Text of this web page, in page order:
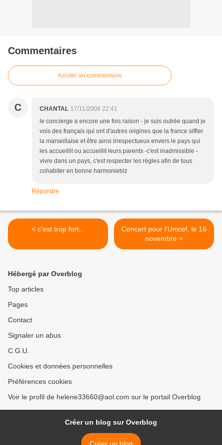
Commentaires
Ajouter un commentaire
C CHANTAL 17/11/2008 22:41
le concierge a encore une fois raison - je suis outrée quand je
vois des français qui ont d'autres origines que la france siffler
la marseillaise et être ainsi irrespectueux envers le pays qui
les accueillit ou accueillit leurs parents -c'est inadmissible -
vivre dans un pays, c'est respecter les règles afin de tous
cohabiter en bonne harmoniebiz
Répondre
< c'est trop fort...
Concert pour l'Unicef, le 16
novembre >
Hébergé par Overblog
Top articles
Pages
Contact
Signaler un abus
C.G.U.
Cookies et données personnelles
Préférences cookies
Voir le profil de helene33660@aol.com sur le portail Overblog
Créer un blog sur Overblog